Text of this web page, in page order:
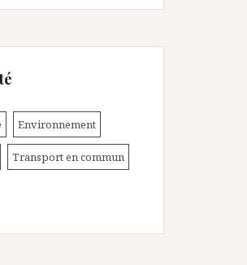
Environnement
Transport en commun